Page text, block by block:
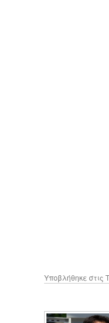
Υποβλήθηκε στις